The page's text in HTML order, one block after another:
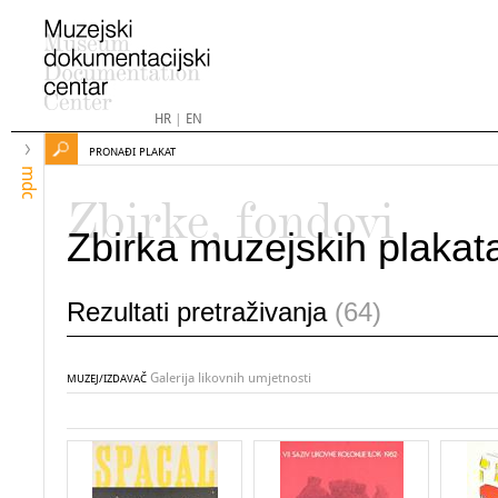
HR| EN
mdc
PRONAĐI PLAKAT
Zbirke, fondovi
Zbirka muzejskih
Rezultati pretraživanja (64)
MUZEJ/IZDAVAČ Galerija likovnih umjetnosti